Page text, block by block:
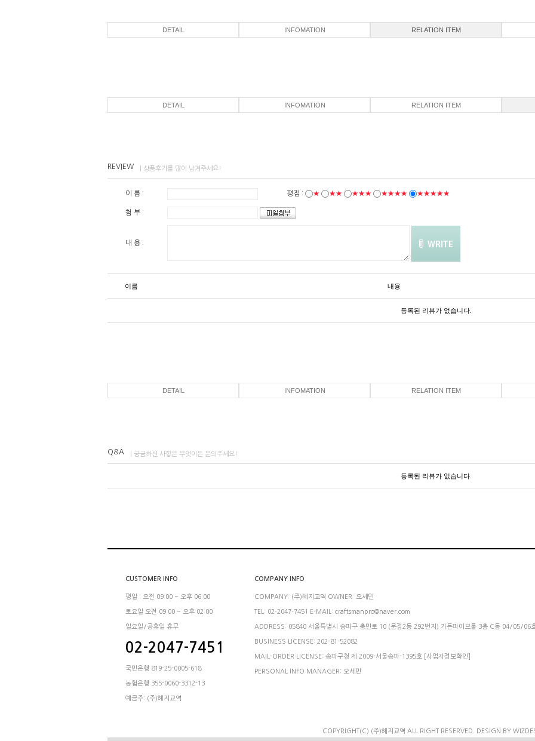
DETAIL INFOMATION RELATION ITEM
DETAIL INFOMATION RELATION ITEM
REVIEW | 상품후기를 많이 남겨주세요!
이 름 : 평점 : ★ ★★ ★★★ ★★★★ ★★★★★
첨 부 :
내 용 :
이름 내용
등록된 리뷰가 없습니다.
DETAIL INFOMATION RELATION ITEM
Q&A | 궁금하신 사항은 무엇이든 문의주세요!
등록된 리뷰가 없습니다.
CUSTOMER INFO
평일 : 오전 09:00 ~ 오후 06:00
토요일 오전 09:00 ~ 오후 02:00
일요일/공휴일 휴무
02-2047-7451
국민은행 819-25-0005-618
농협은행 355-0060-3312-13
예금주: (주)혜지교역
COMPANY INFO
COMPANY: (주)혜지교역 OWNER: 오세민
TEL: 02-2047-7451 E-MAIL: craftsmanpro@naver.com
ADDRESS: 05840 서울특별시 송파구 충민로 10 (문정2동 292번지) 가든파이브툴 3층 C동 04/05/06
BUSINESS LICENSE: 202-81-52082
MAIL-ORDER LICENSE: 송파구청 제 2009-서울송파-1395호 [사업자정보확인]
PERSONAL INFO MANAGER: 오세민
COPYRIGHT(C) (주)혜지교역 ALL RIGHT RESERVED. DESIGN BY